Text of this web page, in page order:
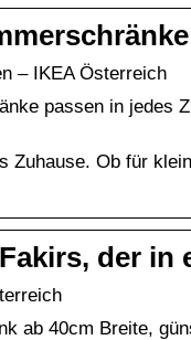
– IKEA Österreich
passen in jedes
Ob für
der in
ab 40cm Breite,